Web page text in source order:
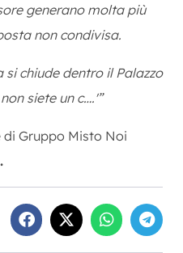
generano molta più
non condivisa.
chiude dentro il Palazzo
siete un c….'”
Gruppo Misto Noi